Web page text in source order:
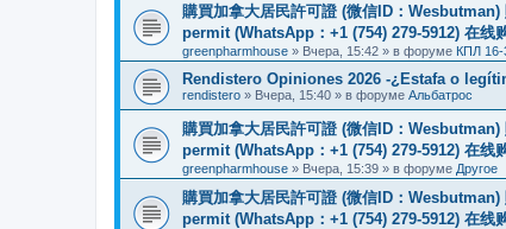
購買加拿大居民許可證 (微信ID：
permit (WhatsApp：+1 (754) 279-5912) 在线
greenpharmhouse » Вчера, 15:42 » в форуме КПЛ 16-
Rendistero Opiniones 2026 -¿Estafa o
rendistero » Вчера, 15:40 » в форуме Альбатрос
購買加拿大居民許可證 (微信ID：
permit (WhatsApp：+1 (754) 279-5912) 在线
greenpharmhouse » Вчера, 15:39 » в форуме Другое
購買加拿大居民許可證 (微信ID：
permit (WhatsApp：+1 (754) 279-5912) 在线